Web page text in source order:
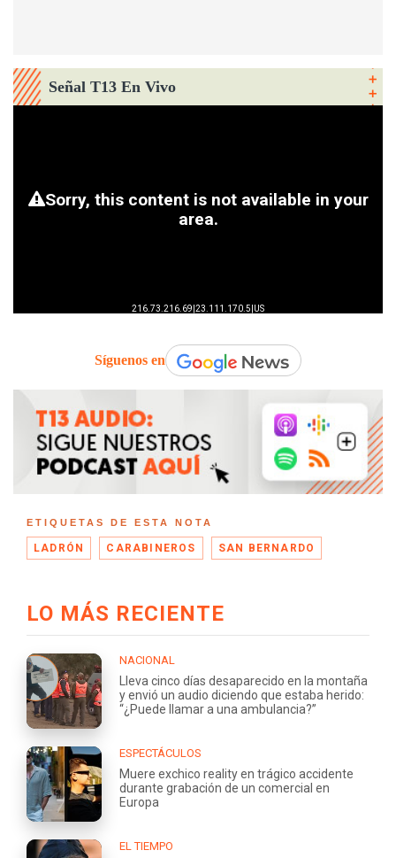
Señal T13 En Vivo
Síguenos en
ETIQUETAS DE ESTA NOTA
LADRÓN CARABINEROS SAN BERNARDO
LO MÁS RECIENTE
NACIONAL
Lleva cinco días desaparecido en la montaña
y envió un audio diciendo que estaba herido:
“¿Puede llamar a una ambulancia?”
ESPECTÁCULOS
Muere exchico reality en trágico accidente
durante grabación de un comercial en
Europa
EL TIEMPO